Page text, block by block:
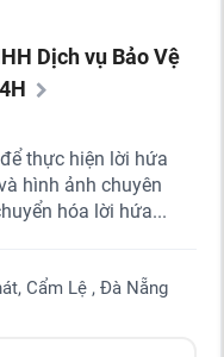
Dịch vụ Bảo Vệ
thực hiện lời hứa
hình ảnh chuyên
hóa lời hứa...
Cẩm Lệ , Đà Nẵng